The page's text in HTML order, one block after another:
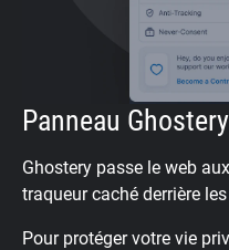
Panneau Ghostery
Ghostery passe le web
traqueur caché derrière
Pour protéger votre vie